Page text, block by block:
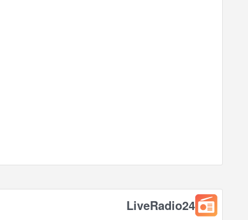
LiveRadio24